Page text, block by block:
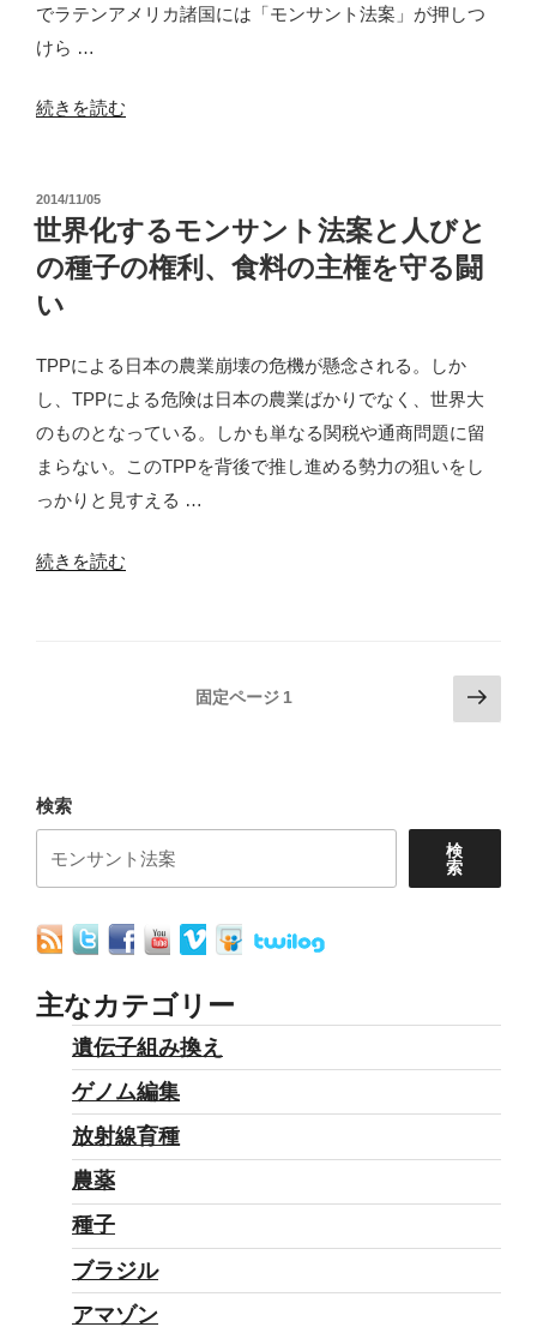
サ
ン
案」”
の
でラテンアメリカ諸国には「モンサント法案」が押しつ
けら …
“TPP
ン
サ
ン
ト
案」”
の
続きを読む
投
稿
日:
2014/11/05
世界化するモンサント法案と人びと
の種子の権利、食料の主権を守る闘
い
TPPによる日本の農業崩壊の危機が懸念される。しか
し、TPPによる危険は日本の農業ばかりでなく、世界大
のものとなっている。しかも単なる関税や通商問題に留
まらない。このTPPを背後で推し進める勢力の狙いをし
っかりと見すえる …
“世
サ
ン
ト
案
人
続きを読む
ペ
ー
ジ
り
固定ページ 1
次
の
検索
検
索
主なカテゴリー
遺伝子組み換え
ゲノム編集
放射線育種
農薬
種子
ブラジル
アマゾン